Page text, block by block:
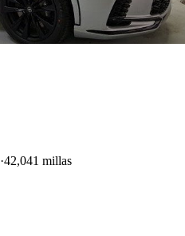
42,041 millas